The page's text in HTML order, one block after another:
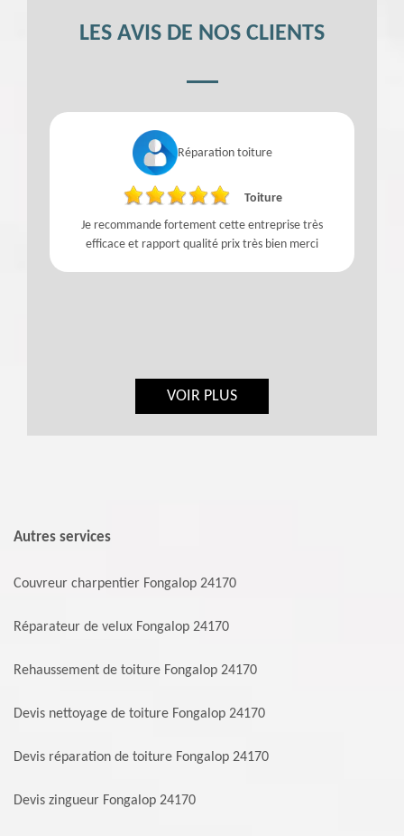
LES AVIS DE NOS CLIENTS
Réparation toiture
Toiture
Je recommande fortement cette entreprise très
efficace et rapport qualité prix très bien merci
VOIR PLUS
Autres services
Couvreur charpentier Fongalop 24170
Réparateur de velux Fongalop 24170
Rehaussement de toiture Fongalop 24170
Devis nettoyage de toiture Fongalop 24170
Devis réparation de toiture Fongalop 24170
Devis zingueur Fongalop 24170